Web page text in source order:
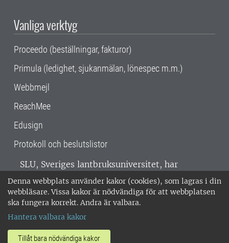
Denna webbplats använder kakor (cookies), som lagras i din
webbläsare. Vissa kakor är nödvändiga för att webbplatsen
ska fungera korrekt. Andra är valbara.
Hantera valbara kakor
Tillåt bara nödvändiga kakor
Vanliga verktyg
Proceedo (beställningar, fakturor)
Primula (ledighet, sjukanmälan, lönespec m.m.)
Webbmejl
ReachMee
Edusign
Protokoll och beslutslistor
SLU, Sveriges lantbruksuniversitet, har
verksamhet över hela Sverige. Huvudorter är
Alnarp, Uppsala och Umeå.SLU är
miljöcertifierat enligt ISO 14001. •
018-67 10 00 • Org nr: 202100-2817 •
Om SLU:s webbplatser